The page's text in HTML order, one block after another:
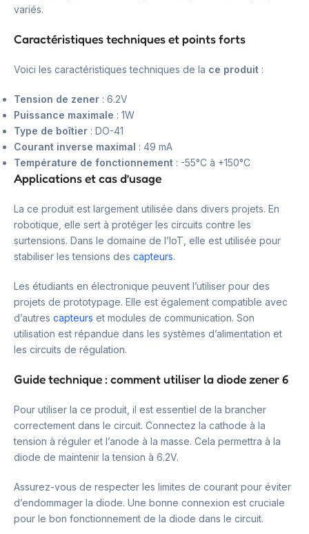
variés.
Caractéristiques techniques et points forts
Voici les caractéristiques techniques de la ce produit :
Tension de zener : 6.2V
Puissance maximale : 1W
Type de boîtier : DO-41
Courant inverse maximal : 49 mA
Température de fonctionnement : -55°C à +150°C
Applications et cas d’usage
La ce produit est largement utilisée dans divers projets. En
robotique, elle sert à protéger les circuits contre les
surtensions. Dans le domaine de l’IoT, elle est utilisée pour
stabiliser les tensions des capteurs.
Les étudiants en électronique peuvent l’utiliser pour des
projets de prototypage. Elle est également compatible avec
d’autres capteurs et modules de communication. Son
utilisation est répandue dans les systèmes d’alimentation et
les circuits de régulation.
Guide technique : comment utiliser la diode zener 6
Pour utiliser la ce produit, il est essentiel de la brancher
correctement dans le circuit. Connectez la cathode à la
tension à réguler et l’anode à la masse. Cela permettra à la
diode de maintenir la tension à 6.2V.
Assurez-vous de respecter les limites de courant pour éviter
d’endommager la diode. Une bonne connexion est cruciale
pour le bon fonctionnement de la diode dans le circuit.